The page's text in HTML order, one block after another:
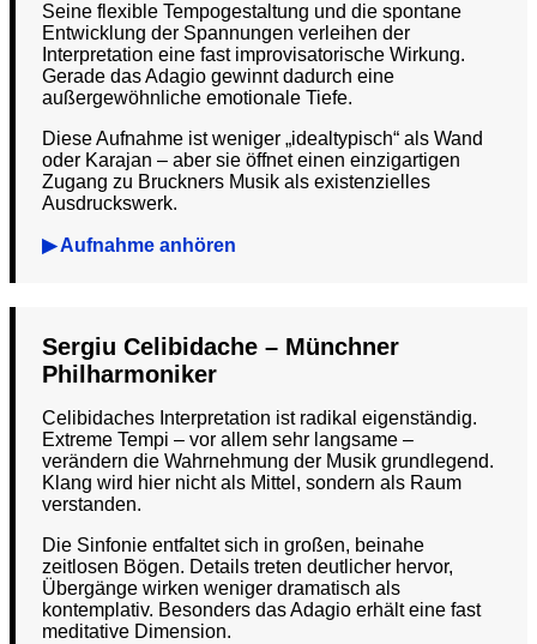
Seine flexible Tempogestaltung und die spontane
Entwicklung der Spannungen verleihen der
Interpretation eine fast improvisatorische Wirkung.
Gerade das Adagio gewinnt dadurch eine
außergewöhnliche emotionale Tiefe.
Diese Aufnahme ist weniger „idealtypisch“ als Wand
oder Karajan – aber sie öffnet einen einzigartigen
Zugang zu Bruckners Musik als existenzielles
Ausdruckswerk.
▶ Aufnahme anhören
Sergiu Celibidache – Münchner
Philharmoniker
Celibidaches Interpretation ist radikal eigenständig.
Extreme Tempi – vor allem sehr langsame –
verändern die Wahrnehmung der Musik grundlegend.
Klang wird hier nicht als Mittel, sondern als Raum
verstanden.
Die Sinfonie entfaltet sich in großen, beinahe
zeitlosen Bögen. Details treten deutlicher hervor,
Übergänge wirken weniger dramatisch als
kontemplativ. Besonders das Adagio erhält eine fast
meditative Dimension.